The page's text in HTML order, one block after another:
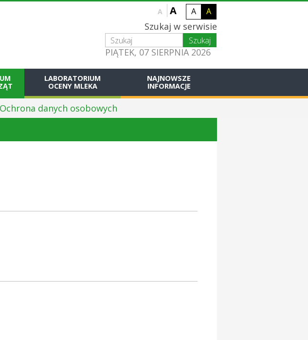
A A
A A
Szukaj w serwisie
PIĄTEK, 07 SIERPNIA 2026
LABORATORIUM
OCENY MLEKA
NAJNOWSZE
INFORMACJE
Ochrona danych osobowych